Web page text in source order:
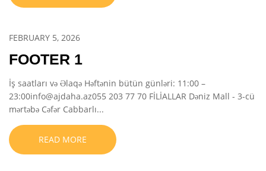
FEBRUARY 5, 2026
FOOTER 1
İş saatları və Əlaqə Həftənin bütün günləri: 11:00 –
23:00info@ajdaha.az055 203 77 70 FİLİALLAR Dəniz Mall - 3-cü
mərtəbə Cəfər Cabbarlı...
READ MORE